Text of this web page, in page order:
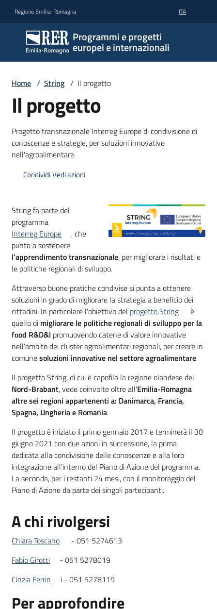
Regione Emilia-Romagna ITA
Programmi e progetti
europei e internazionali
Home / String / Il progetto
Il progetto
Progetto transnazionale Interreg Europe di condivisione di
conoscenze e strategie, per soluzioni innovative
nell'agroalimentare.
CondividiVedi azioni
String fa parte del
programma
Interreg Europe
, che
punta a sostenere
l'apprendimento transnazionale, per migliorare i risultati e
le politiche regionali di sviluppo.
Attraverso buone pratiche condivise si punta a ottenere
soluzioni in grado di migliorare la strategia a beneficio dei
cittadini. In particolare l'obiettivo del progetto String
è
quello di migliorare le politiche regionali di sviluppo per la
food R&D&I promuovendo catene di valore innovative
nell’ambito dei cluster agroalimentari regionali, per creare in
comunesoluzioni innovative nel settore agroalimentare.
Il progetto String, di cui è capofila la regione olandese del
Nord-Brabant, vede coinvolte oltre all'Emilia-Romagna
altre sei regioni appartenenti a: Danimarca, Francia,
Spagna, Ungheria e Romania.
Il progetto è iniziato il primo gennaio 2017 e terminerà il 30
giugno 2021 con due azioni in successione, la prima
dedicata alla condivisione delle conoscenze e alla loro
integrazione all'interno del Piano di Azione del programma.
La seconda, per i restanti 24 mesi, con il monitoraggio del
Piano di Azione da parte dei singoli partecipanti.
A chi rivolgersi
Chiara Toscano
- 051 5274613
Fabio Girotti
- 051 5278019
Cinzia Ferrin
i - 051 5278119
Per approfondire